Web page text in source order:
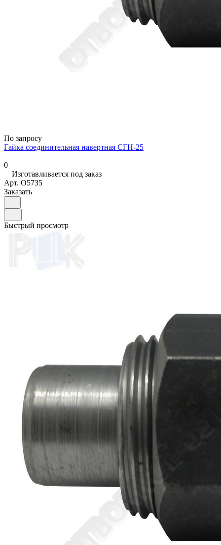
По запросу
Гайка соединительная навертная СГН-25
0
Изготавливается под заказ
Арт. O5735
Заказать
Быстрый просмотр